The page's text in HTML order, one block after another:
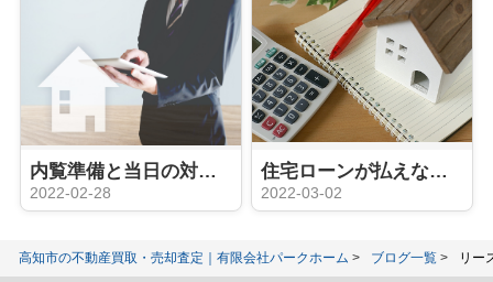
内覧準備と当日の対応が最重要！？家に住みながら売却活動するなら
2022-02-28
住宅ローンが払えなくても家を売る方法は？支払い滞納に注意！
2022-03-02
高知市の不動産買取・売却査定｜有限会社パークホーム ブログ一覧 リー